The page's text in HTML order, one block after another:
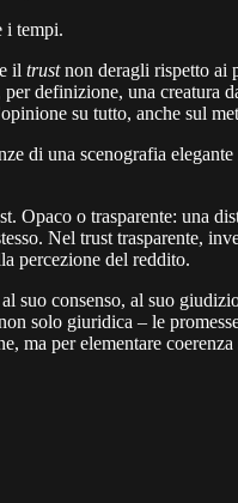
i tempi.
il trustnon deragli rispetto ai
per definizione, una creatura
su tutto, anche sul
di una scenografia
o trasparente: una
Nel trust trasparente,
percezione del reddito.
suo consenso, al suo
solo giuridica – le
ma per elementare coerenza